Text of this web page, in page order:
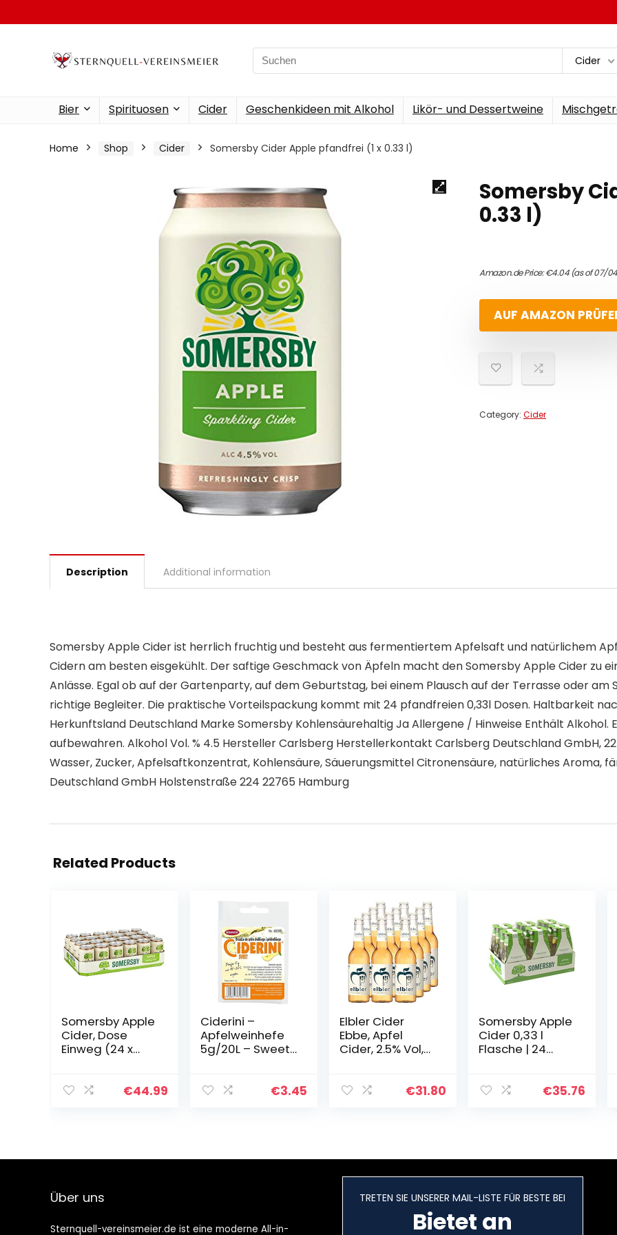
Search
for:
Cider
Bier Spirituosen Cider Geschenkideen mit Alkohol Likör- und Dessertweine
Home Shop Cider Somersby Cider Apple pfandfrei (1 x 0.33 l)
Somersby
0.33 l)
Amazon.de Price:€4.04(as of 07/
AUF AMAZON
Category: Cider
Description Additional information
Somersby Apple Cider ist herrlich fruchtig und besteht aus fermentiertem Apfelsaft und natürlichem
Cidern am besten eisgekühlt. Der saftige Geschmack von Äpfeln macht den Somersby Apple Cider zu
Anlässe. Egal ob auf der Gartenparty, auf dem Geburtstag, bei einem Plausch auf der Terrasse oder
richtige Begleiter. Die praktische Vorteilspackung kommt mit 24 pfandfreien 0,33l Dosen. Haltbarkeit
Herkunftsland Deutschland Marke Somersby Kohlensäurehaltig Ja Allergene / Hinweise Enthält Alkohol.
aufbewahren. Alkohol Vol. % 4.5 Hersteller Carlsberg Herstellerkontakt Carlsberg Deutschland GmbH,
Wasser, Zucker, Apfelsaftkonzentrat, Kohlensäure, Säuerungsmittel Citronensäure, natürliches Aroma,
Deutschland GmbH Holstenstraße 224 22765 Hamburg
Related Products
Somersby Apple
Cider, Dose
Einweg (24 x
€44.99
Ciderini –
Apfelweinhefe
5g/20L – Sweet
€3.45
Elbler Cider
Ebbe, Apfel
Cider, 2.5% Vol,
Lieblich, 12-er
€31.80
Somersby Apple
Cider 0,33 l
Flasche | 24
Cider mit 4,5%
€35.76
Über uns
Sternquell-vereinsmeier.de ist eine moderne All-in-
TRETEN SIE UNSERER MAIL-LISTE FÜR BESTE BEI
Bietet an